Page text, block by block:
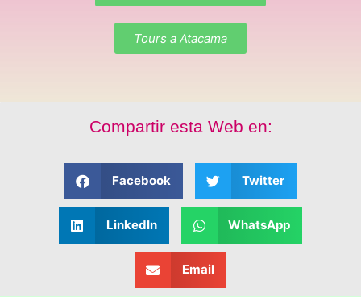
Tours a Atacama
Compartir esta Web en:
Facebook Twitter
LinkedIn WhatsApp
Email